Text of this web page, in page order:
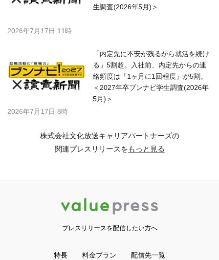
生調査(2026年5月)＞
2026年7月17日 11時
「内定先に不安が残るから就活を続け
る」5割超。入社前、内定先からの連
絡頻度は「1ヶ月に1回程度」が5割。
＜2027年卒ブンナビ学生調査(2026年
5月)＞
2026年7月17日 8時
株式会社文化放送キャリアパートナーズの
関連プレスリリースをもっと見る
プレスリリースを配信したい方へ
特長 料金プラン 配信先一覧